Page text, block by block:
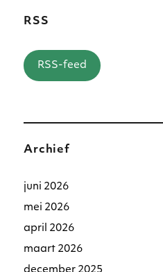
RSS
RSS-feed
Archief
juni 2026
mei 2026
april 2026
maart 2026